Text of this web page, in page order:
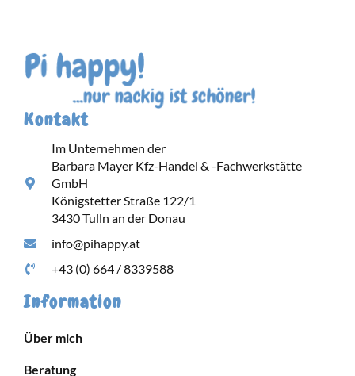
Kontakt
Im Unternehmen der
Barbara Mayer Kfz-Handel & -Fachwerkstätte
GmbH
Königstetter Straße 122/1
3430 Tulln an der Donau
info@pihappy.at
+43 (0) 664 / 8339588
Information
Über mich
Beratung